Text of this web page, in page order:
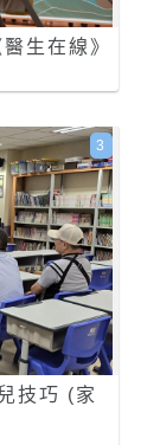
生在線》
技巧 (家
3